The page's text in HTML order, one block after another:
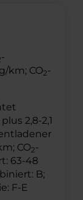
-
km; CO2-
2,8-2,1
CO2-
63-48
B;
F-E